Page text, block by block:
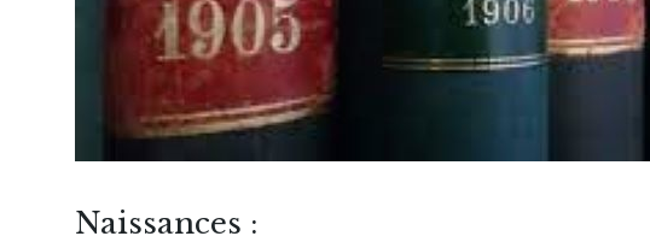
Naissances :